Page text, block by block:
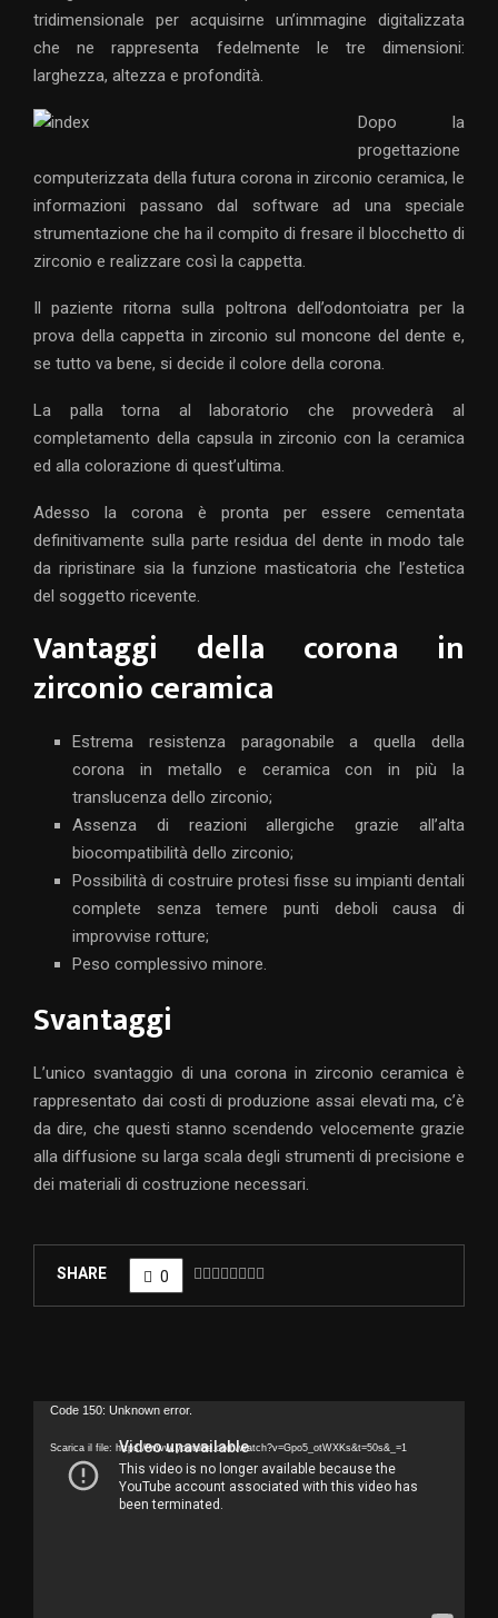
tridimensionale per acquisirne un’immagine digitalizzata
che ne rappresenta fedelmente le tre dimensioni:
larghezza, altezza e profondità.
Dopo la
progettazione
computerizzata della futura corona in zirconio ceramica, le
informazioni passano dal software ad una speciale
strumentazione che ha il compito di fresare il blocchetto di
zirconio e realizzare così la cappetta.
Il paziente ritorna sulla poltrona dell’odontoiatra per la
prova della cappetta in zirconio sul moncone del dente e,
se tutto va bene, si decide il colore della corona.
La palla torna al laboratorio che provvederà al
completamento della capsula in zirconio con la ceramica
ed alla colorazione di quest’ultima.
Adesso la corona è pronta per essere cementata
definitivamente sulla parte residua del dente in modo tale
da ripristinare sia la funzione masticatoria che l’estetica
del soggetto ricevente.
Vantaggi della corona in
zirconio ceramica
Estrema resistenza paragonabile a quella della
corona in metallo e ceramica con in più la
translucenza dello zirconio;
Assenza di reazioni allergiche grazie all’alta
biocompatibilità dello zirconio;
Possibilità di costruire protesi fisse su impianti dentali
complete senza temere punti deboli causa di
improvvise rotture;
Peso complessivo minore.
Svantaggi
L’unico svantaggio di una corona in zirconio ceramica è
rappresentato dai costi di produzione assai elevati ma, c’è
da dire, che questi stanno scendendo velocemente grazie
alla diffusione su larga scala degli strumenti di precisione e
dei materiali di costruzione necessari.
SHARE 0
Code 150: Unknown error.
Scarica il file: https://www.youtube.com/watch?v=Gpo5_otWXKs&t=50s&_=1